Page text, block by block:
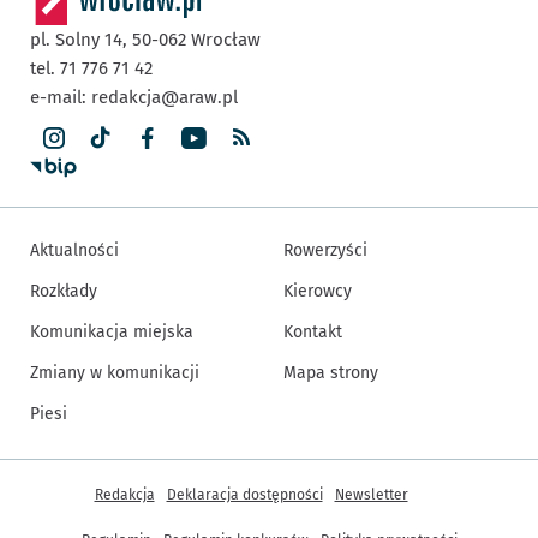
pl. Solny 14, 50-062 Wrocław
tel. 71 776 71 42
e-mail: redakcja@araw.pl
Aktualności
Rozkłady
Komunikacja miejska
Zmiany w komunikacji
Piesi
Rowerzyści
Kierowcy
Kontakt
Mapa strony
Inne informacje
Redakcja Deklaracja dostępności Newsletter